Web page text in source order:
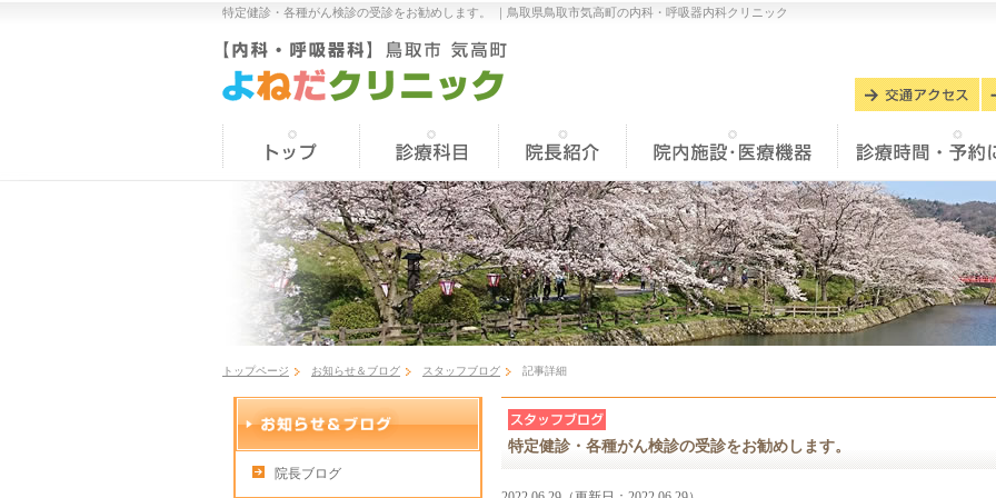
特定健診・各種がん検診の受診をお勧めします。 ｜ 鳥取県鳥取市気高町の内科・呼吸器内科クリニック
トップページ お知らせ＆ブログ スタッフブログ 記事詳細
特定健診・各種がん検診の受診をお勧めします。
院長ブログ